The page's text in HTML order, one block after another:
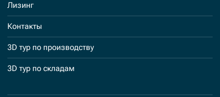
Лизинг
Контакты
3D тур по производству
3D тур по складам